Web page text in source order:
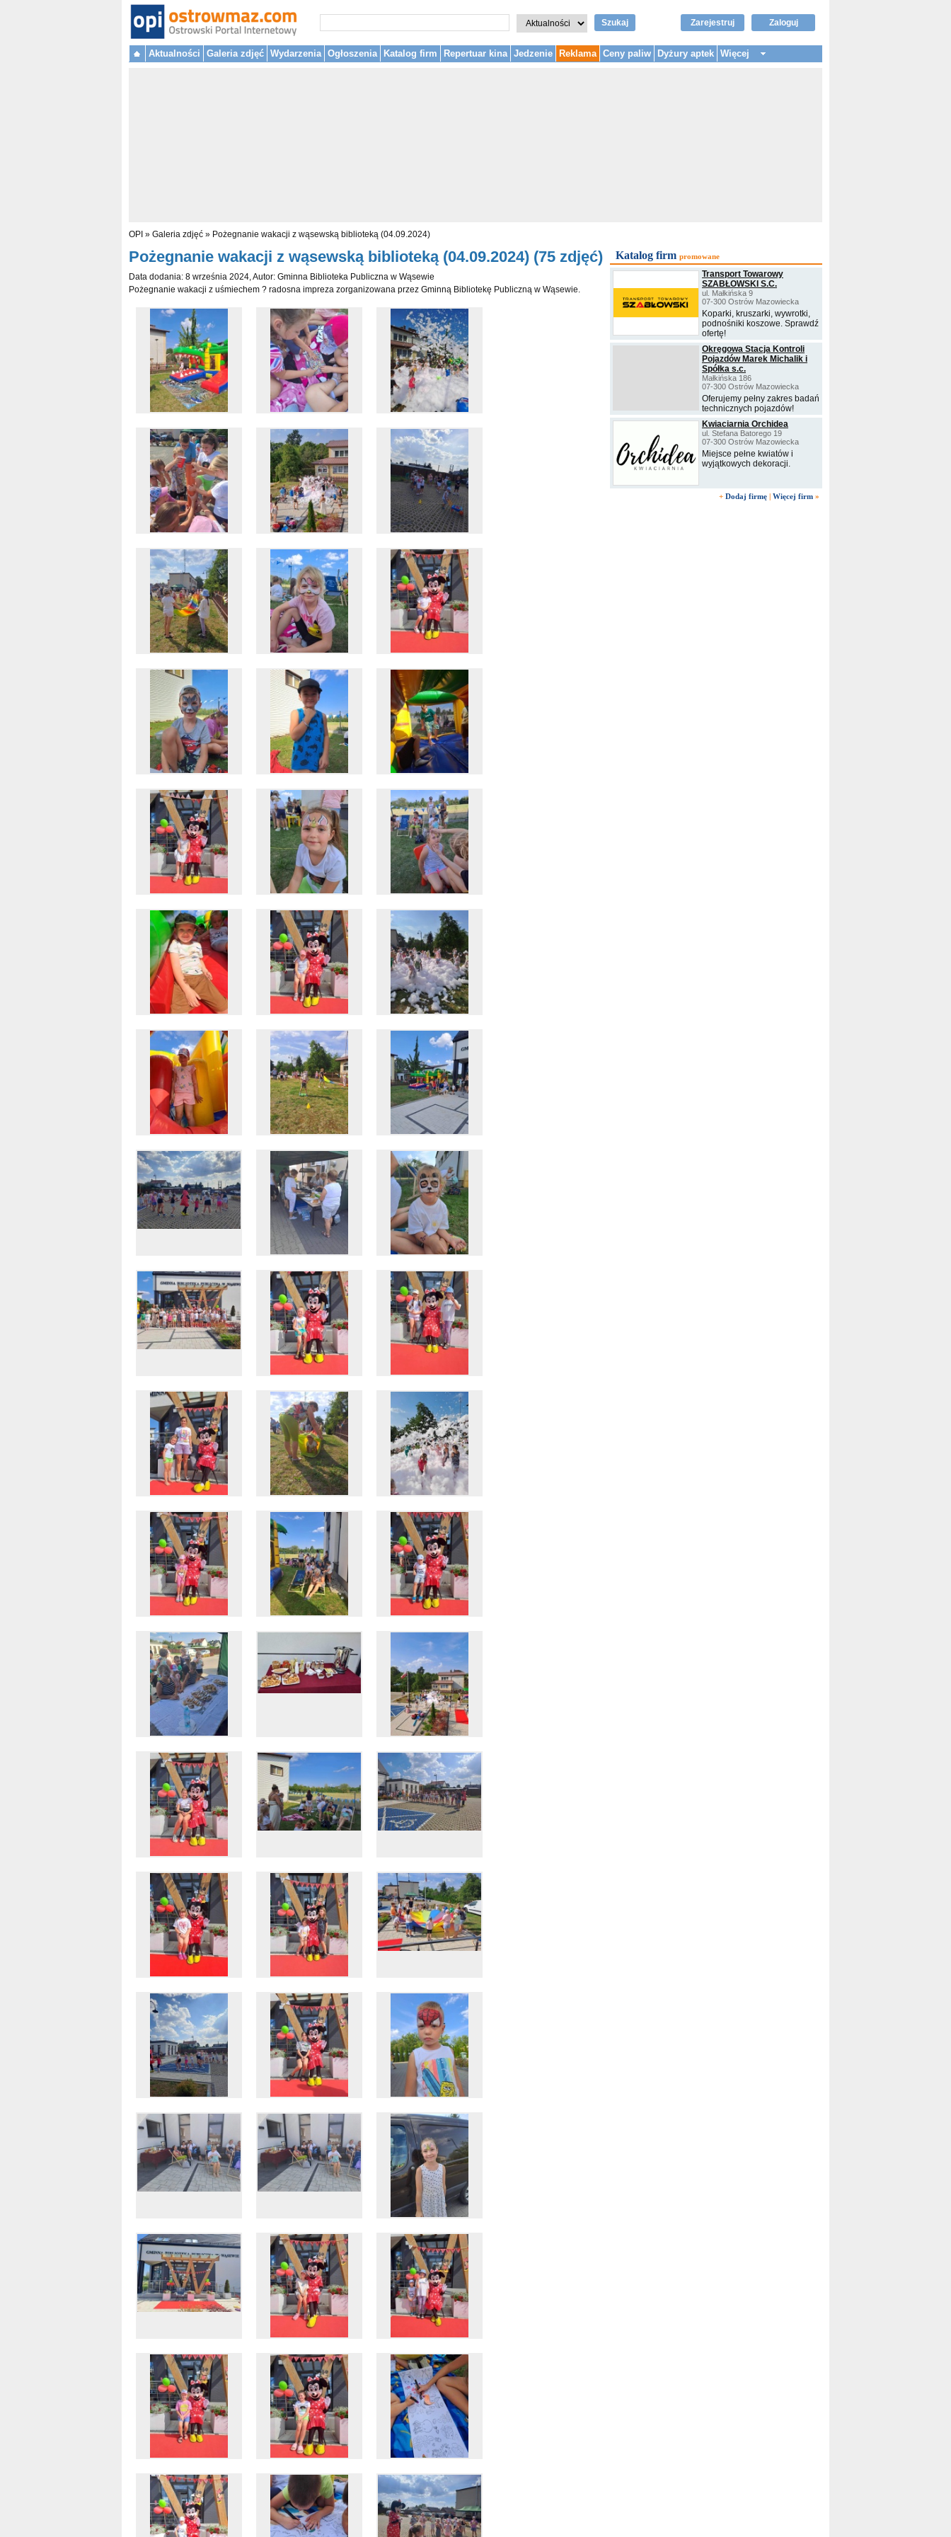
Szukaj Zaloguj
Zarejestruj
Aktualności Galeria zdjęć Wydarzenia Ogłoszenia Katalog firm Repertuar kina Jedzenie Reklama Ceny paliw Dyżury aptek Więcej
OPI » Galeria zdjęć » Pożegnanie wakacji z wąsewską biblioteką (04.09.2024)
Pożegnanie wakacji z wąsewską biblioteką (04.09.2024) (75 zdjęć)
Data dodania: 8 września 2024, Autor: Gminna Biblioteka Publiczna w Wąsewie
Pożegnanie wakacji z uśmiechem ? radosna impreza zorganizowana przez Gminną Bibliotekę Publiczną w Wąsewie.
Katalog firm promowane
Transport Towarowy
SZABŁOWSKI S.C.
ul. Małkińska 9
07-300 Ostrów Mazowiecka
Koparki, kruszarki, wywrotki,
podnośniki koszowe. Sprawdź
ofertę!
Okręgowa Stacja Kontroli
Pojazdów Marek Michalik i
Spółka s.c.
Małkińska 186
07-300 Ostrów Mazowiecka
Oferujemy pełny zakres badań
technicznych pojazdów!
Kwiaciarnia Orchidea
ul. Stefana Batorego 19
07-300 Ostrów Mazowiecka
Miejsce pełne kwiatów i
wyjątkowych dekoracji.
+ Dodaj firmę | Więcej firm »